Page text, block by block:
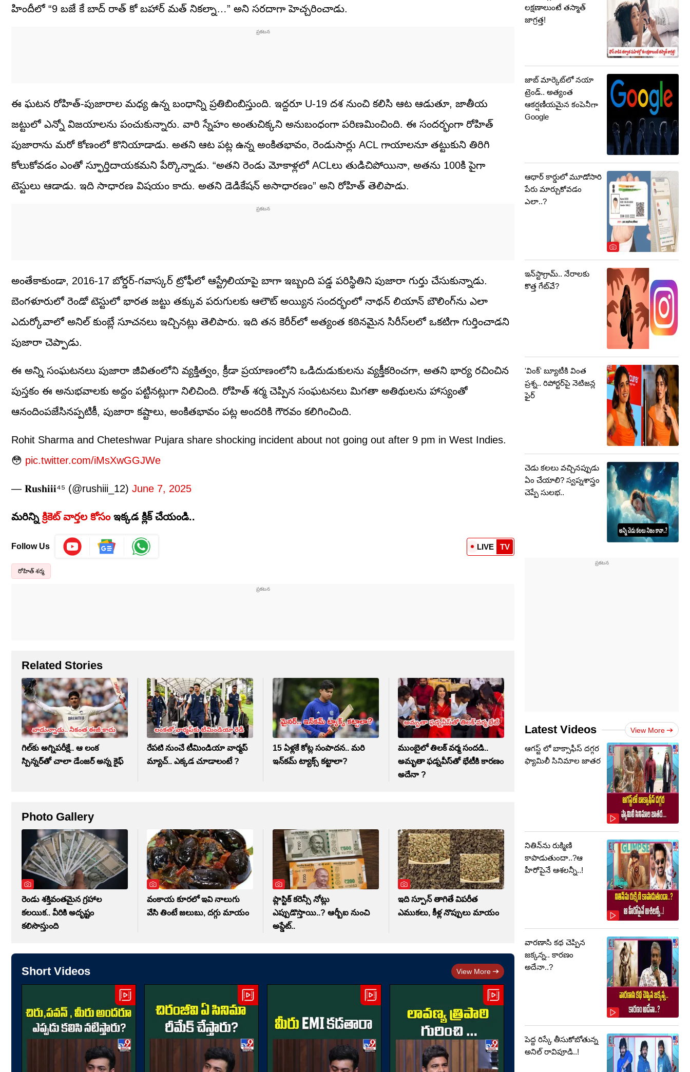
హిందీలో “9 బజే కే బాద్ రాత్ కో బహార్ మత్ నికల్నా…” అని సరదాగా హెచ్చరించాడు.
ఈ ఘటన రోహిత్-పుజారాల మధ్య ఉన్న బంధాన్ని ప్రతిబింబిస్తుంది. ఇద్దరూ U-19 దశ నుంచి కలిసి ఆట ఆడుతూ, జాతీయ
జట్టులో ఎన్నో విజయాలను పంచుకున్నారు. వారి స్నేహం అంతుచిక్కని అనుబంధంగా పరిణమించింది. ఈ సందర్భంగా రోహిత్
పుజారాను మరో కోణంలో కొనియాడాడు. అతని ఆట పట్ల ఉన్న అంకితభావం, రెండుసార్లు ACL గాయాలనూ తట్టుకుని తిరిగి
కోలుకోవడం ఎంతో స్ఫూర్తిదాయకమని పేర్కొన్నాడు. “అతని రెండు మోకాళ్లలో ACLలు తుడిచిపోయినా, అతను 100కి పైగా
టెస్టులు ఆడాడు. ఇది సాధారణ విషయం కాదు. అతని డెడికేషన్ అసాధారణం” అని రోహిత్ తెలిపాడు.
అంతేకాకుండా, 2016-17 బోర్డర్-గవాస్కర్ ట్రోఫీలో ఆస్ట్రేలియాపై బాగా ఇబ్బంది పడ్డ పరిస్థితిని పుజారా గుర్తు చేసుకున్నాడు.
బెంగళూరులో రెండో టెస్టులో భారత జట్టు తక్కువ పరుగులకు ఆలౌట్ అయ్యిన సందర్భంలో నాథన్ లియాన్ బౌలింగ్‌ను ఎలా
ఎదుర్కోవాలో అనిల్ కుంబ్లే సూచనలు ఇచ్చినట్లు తెలిపారు. ఇది తన కెరీర్‌లో అత్యంత కఠినమైన సిరీస్‌లలో ఒకటిగా గుర్తించాడని
పుజారా చెప్పాడు.
ఈ అన్ని సంఘటనలు పుజారా జీవితంలోని వ్యక్తిత్వం, క్రీడా ప్రయాణంలోని ఒడిదుడుకులను వ్యక్తీకరించగా, అతని భార్య రచించిన
పుస్తకం ఈ అనుభవాలకు అద్దం పట్టినట్లుగా నిలిచింది. రోహిత్ శర్మ చెప్పిన సంఘటనలు మిగతా అతిథులను హాస్యంతో
ఆనందింపజేసినప్పటికీ, పుజారా కష్టాలు, అంకితభావం పట్ల అందరికి గౌరవం కలిగించింది.
Rohit Sharma and Cheteshwar Pujara share shocking incident about not going out after 9 pm in West Indies.
😳 pic.twitter.com/iMsXwGGJWe
— 𝐑𝐮𝐬𝐡𝐢𝐢𝐢⁴⁵ (@rushiii_12) June 7, 2025
మరిన్ని క్రికెట్ వార్తల కోసంఇక్కడ క్లిక్ చేయండి..
Follow Us LIVE TV
రోహిత్ శర్మ
Related Stories
గిల్‌కు అగ్నిపరీక్షే.. ఆ లంక
స్పిన్నర్‌తో చాలా డేంజర్ అన్న కైఫ్
రేపటి నుంచే టీమిండియా వార్మప్
మ్యాచ్.. ఎక్కడ చూడాలంటే ?
15 ఏళ్లకే కోట్ల సంపాదన.. మరి
ఇన్‌కమ్ ట్యాక్స్ కట్టాలా?
ముంబైలో తిలక్ వర్మ సందడి..
అమృతా ఫడ్నవీస్‌తో భేటీకి కారణం
అదేనా ?
Photo Gallery
రెండు శక్తివంతమైన గ్రహాల
కలయిక.. వీరికి అదృష్టం
కలిసొస్తుంది
వంకాయ కూరలో ఇవి నాలుగు
వేసి తింటే జలుబు, దగ్గు మాయం
ప్లాస్టిక్ కరెన్సీ నోట్లు
ఎప్పుడొస్తాయి..? ఆర్బీఐ నుంచి
అప్డేట్..
ఇది స్పూన్ తాగితే విపరీత
ఎముకలు, కీళ్ల నొప్పులు మాయం
Short Videos View More
లక్షణాలుంటే తస్మాత్
జాగ్రత్త!
జాబ్ మార్కెట్‌లో నయా
ట్రెండ్.. అత్యంత
ఆకర్షణీయమైన కంపెనీగా
Google
ఆధార్ కార్డులో మూడోసారి
పేరు మార్చుకోవడం
ఎలా..?
ఇన్‌స్టాగ్రామ్‌.. నేరాలకు
కొత్త గేట్‌వే?
'వింక్' బ్యూటీకి వింత
ప్రశ్న.. రిపోర్టర్‌పై నెటిజన్ల
ఫైర్
చెడు కలలు వచ్చినప్పుడు
ఏం చేయాలి? స్వప్నశాస్త్రం
చెప్పే సులభ..
Latest Videos View More
ఆగస్ట్ లో బాక్సాఫీస్ దగ్గర
ఫ్యామిలీ సినిమాల జాతర
నితిన్‌ను రుక్మిణి
కాపాడుతుందా..?ఆ
హీరోపైనే ఆశలన్నీ..!
వారణాసి కథ చెప్పిన
జక్కన్న.. కారణం
అదేనా..?
పెద్ద రిస్కే తీసుకోబోతున్న
అనిల్ రావిపూడి..!